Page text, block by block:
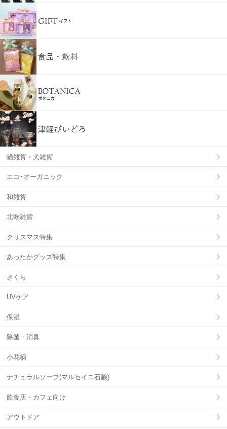
猫雑貨・犬雑貨
エコ･オーガニック
和雑貨
北欧雑貨
クリスマス特集
あったかグッズ特集
さくら
UVケア
保湿
除菌・消臭
小花柄
ナチュラルソープ(マルセイユ石鹸)
飲食店・カフェ向け
アウトドア